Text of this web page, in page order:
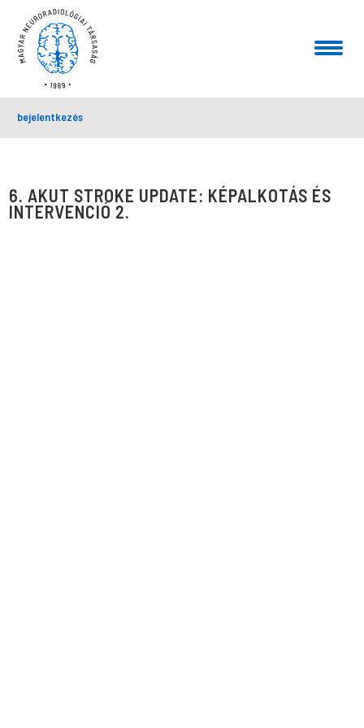
bejelentkezés
6. AKUT STROKE UPDATE: KÉPALKOTÁS ÉS
INTERVENCIÓ 2.